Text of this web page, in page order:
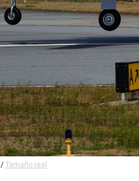
/Tamaño real